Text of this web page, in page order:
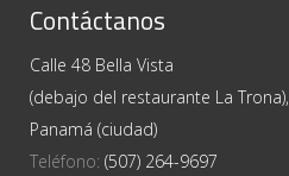
Contáctanos
Calle 48 Bella Vista
(debajo del restaurante La Trona),
Panamá (ciudad)
Teléfono: (507) 264-9697